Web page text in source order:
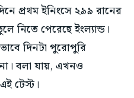
প্রথম ইনিংসে ২৯৯ রানের
নিতে পেরেছে ইংল্যান্ড।
দিনটা পুরোপুরি
বলা যায়, এখনও
টেস্ট।